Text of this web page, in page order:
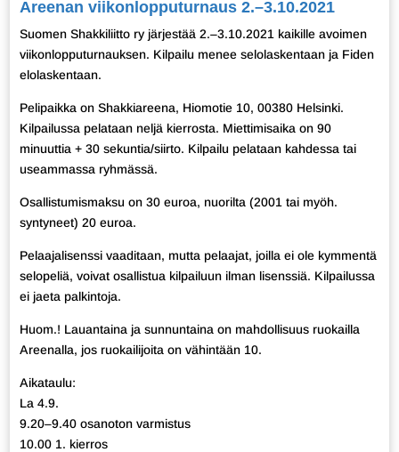
Areenan viikonlopputurnaus 2.–3.10.2021
Suomen Shakkiliitto ry järjestää 2.–3.10.2021 kaikille avoimen
viikonlopputurnauksen. Kilpailu menee selolaskentaan ja Fiden
elolaskentaan.
Pelipaikka on Shakkiareena, Hiomotie 10, 00380 Helsinki.
Kilpailussa pelataan neljä kierrosta. Miettimisaika on 90
minuuttia + 30 sekuntia/siirto. Kilpailu pelataan kahdessa tai
useammassa ryhmässä.
Osallistumismaksu on 30 euroa, nuorilta (2001 tai myöh.
syntyneet) 20 euroa.
Pelaajalisenssi vaaditaan, mutta pelaajat, joilla ei ole kymmentä
selopeliä, voivat osallistua kilpailuun ilman lisenssiä. Kilpailussa
ei jaeta palkintoja.
Huom.! Lauantaina ja sunnuntaina on mahdollisuus ruokailla
Areenalla, jos ruokailijoita on vähintään 10.
Aikataulu:
La 4.9.
9.20–9.40 osanoton varmistus
10.00 1. kierros